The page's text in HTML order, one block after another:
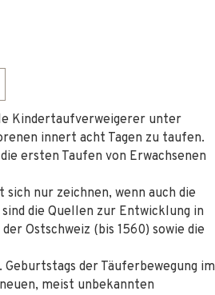
Kindertaufverweigerer unter
innert acht Tagen zu taufen.
ersten Taufen von Erwachsenen
nur zeichnen, wenn auch die
die Quellen zur Entwicklung in
Ostschweiz (bis 1560) sowie die
der Täuferbewegung im
meist unbekannten